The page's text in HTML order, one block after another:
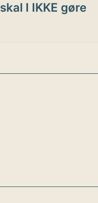
skal I IKKE gøre